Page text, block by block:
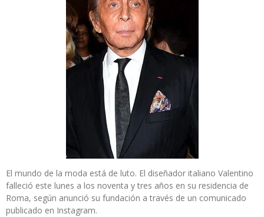
El mundo de la moda está de luto. El diseñador italiano Valentino
falleció este lunes a los noventa y tres años en su residencia de
Roma, según anunció su fundación a través de un comunicado
publicado en Instagram.